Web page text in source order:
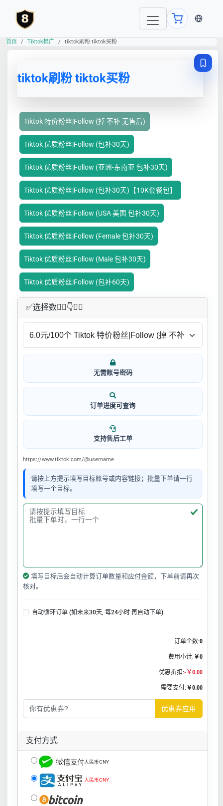
当前语
首页 Tiktok推广 tiktok刷粉 tiktok买粉
tiktok刷粉 tiktok买粉
Tiktok 特价粉丝|Follow (掉 不补 无售后)
Tiktok 优质粉丝|Follow (包补30天)
Tiktok 优质粉丝|Follow (亚洲-东南亚 包补30天)
Tiktok 优质粉丝|Follow (包补30天)【10K套餐包】
Tiktok 优质粉丝|Follow (USA 美国 包补30天)
Tiktok 优质粉丝|Follow (Female 包补30天)
Tiktok 优质粉丝|Follow (Male 包补30天)
Tiktok 优质粉丝|Follow (包补60天)
✅​选择数👇🏻​​👇👇🏻​​
无需账号密码
订单进度可查询
支持售后工单
https://www.tiktok.com/@username
请按上方提示填写目标账号或内容链接；批量下单请一行
填写一个目标。
填写目标后会自动计算订单数量和应付金额，下单前请再次
核对。
自动循环订单 (如未来30天, 每24小时 再自动下单)
订单个数:0
费用小计: ￥0
优惠折扣:-￥0.00
需要支付: ￥0.00
优惠券应用
支付方式
人民币CNY
人民币CNY